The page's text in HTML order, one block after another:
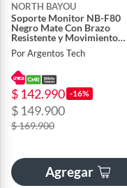
NORTH BAYOU
Soporte Monitor NB-F80
Negro Mate Con Brazo
Resistente y Movimiento
Fluido Para Monitores
Por Argentos Tech
$ 142.990 -16%
$ 149.900
$ 169.900
Agregar